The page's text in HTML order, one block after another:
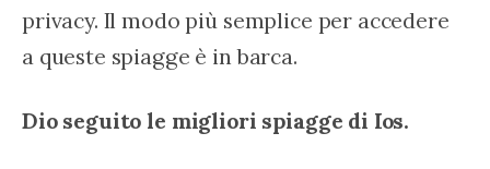
privacy. Il modo più semplice per accedere
a queste spiagge è in barca.
Dio seguito le migliori spiagge di Ios.